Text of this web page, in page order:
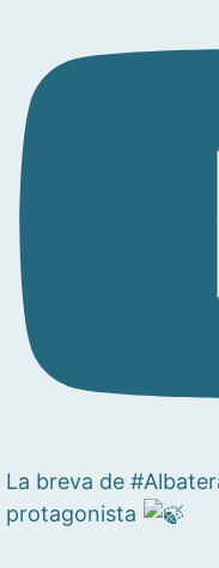
La breva de
protagonista